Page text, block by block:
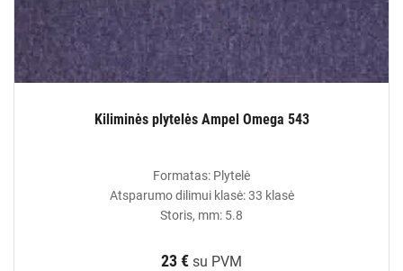
Kiliminės plytelės Ampel Omega 543
Formatas: Plytelė
Atsparumo dilimui klasė: 33 klasė
Storis, mm: 5.8
23 € su PVM